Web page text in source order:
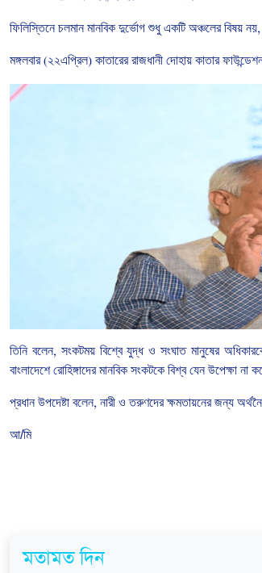
ফিলিস্তিনে চলমান মানবিক দুর্ভোগ শুধু একটি অঞ্চলের বিষয় নয়,
মঙ্গলবার(২২এপ্রিল) কাতারের রাজধানী দোহায় কাতার
তিনি বলেন, সংকটময় বিশ্বে যুদ্ধ ও সংঘাত মানুষের
বাংলাদেশে রোহিঙ্গাদের মানবিক সংকটকে বিশ্ব যেন উপেক্ষা না
প্রধান উপদেষ্টা বলেন, নারী ও তরুণদের ক্ষমতায়নের জন্য
আ/মি
মতামত দিন